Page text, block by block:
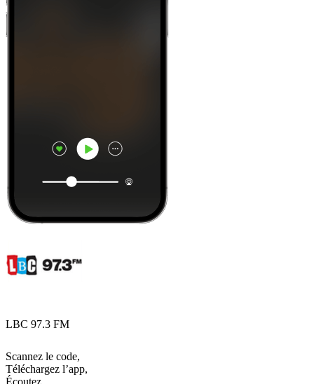
LBC 97.3 FM
Scannez le code,
Téléchargez l’app,
Écoutez.